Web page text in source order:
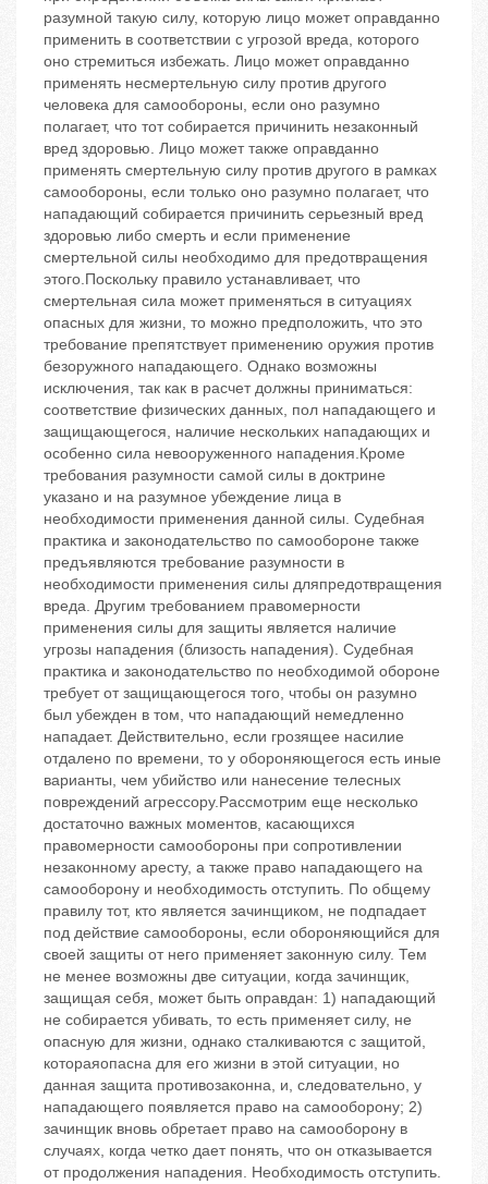
разумной такую силу, которую лицо может оправданно
применить в соответствии с угрозой вреда, которого
оно стремиться избежать. Лицо может оправданно
применять несмертельную силу против другого
человека для самообороны, если оно разумно
полагает, что тот собирается причинить незаконный
вред здоровью. Лицо может также оправданно
применять смертельную силу против другого в рамках
самообороны, если только оно разумно полагает, что
нападающий собирается причинить серьезный вред
здоровью либо смерть и если применение
смертельной силы необходимо для предотвращения
этого.Поскольку правило устанавливает, что
смертельная сила может применяться в ситуациях
опасных для жизни, то можно предположить, что это
требование препятствует применению оружия против
безоружного нападающего. Однако возможны
исключения, так как в расчет должны приниматься:
соответствие физических данных, пол нападающего и
защищающегося, наличие нескольких нападающих и
особенно сила невооруженного нападения.Кроме
требования разумности самой силы в доктрине
указано и на разумное убеждение лица в
необходимости применения данной силы. Судебная
практика и законодательство по самообороне также
предъявляются требование разумности в
необходимости применения силы дляпредотвращения
вреда. Другим требованием правомерности
применения силы для защиты является наличие
угрозы нападения (близость нападения). Судебная
практика и законодательство по необходимой обороне
требует от защищающегося того, чтобы он разумно
был убежден в том, что нападающий немедленно
нападает. Действительно, если грозящее насилие
отдалено по времени, то у обороняющегося есть иные
варианты, чем убийство или нанесение телесных
повреждений агрессору.Рассмотрим еще несколько
достаточно важных моментов, касающихся
правомерности самообороны при сопротивлении
незаконному аресту, а также право нападающего на
самооборону и необходимость отступить. По общему
правилу тот, кто является зачинщиком, не подпадает
под действие самообороны, если обороняющийся для
своей защиты от него применяет законную силу. Тем
не менее возможны две ситуации, когда зачинщик,
защищая себя, может быть оправдан: 1) нападающий
не собирается убивать, то есть применяет силу, не
опасную для жизни, однако сталкиваются с защитой,
котораяопасна для его жизни в этой ситуации, но
данная защита противозаконна, и, следовательно, у
нападающего появляется право на самооборону; 2)
зачинщик вновь обретает право на самооборону в
случаях, когда четко дает понять, что он отказывается
от продолжения нападения. Необходимость отступить.